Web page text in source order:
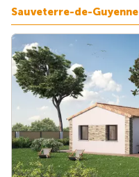
Sauveterre-de-Guyenne